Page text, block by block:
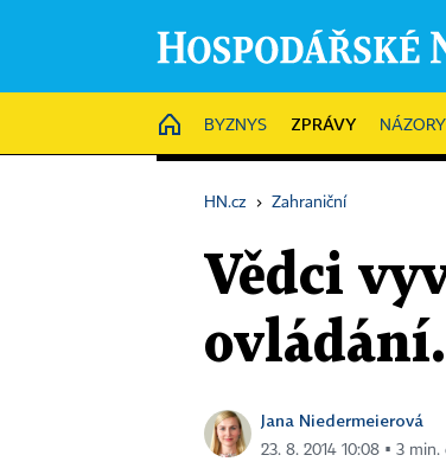
HOME
BYZNYS ZPRÁVY NÁZORY
HN.cz › Zahraniční
Vědci
Jana Niedermeierová
23. 8. 2014 10:08 ▪ 3 min.